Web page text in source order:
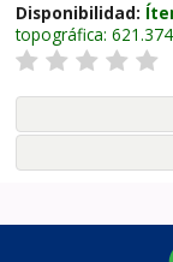
Disponibilidad:
topográfica: